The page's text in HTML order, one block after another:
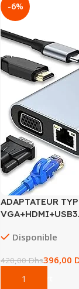
-6%
ADAPTATEUR
Disponible
420,00Dhs396,00
Add To Cart